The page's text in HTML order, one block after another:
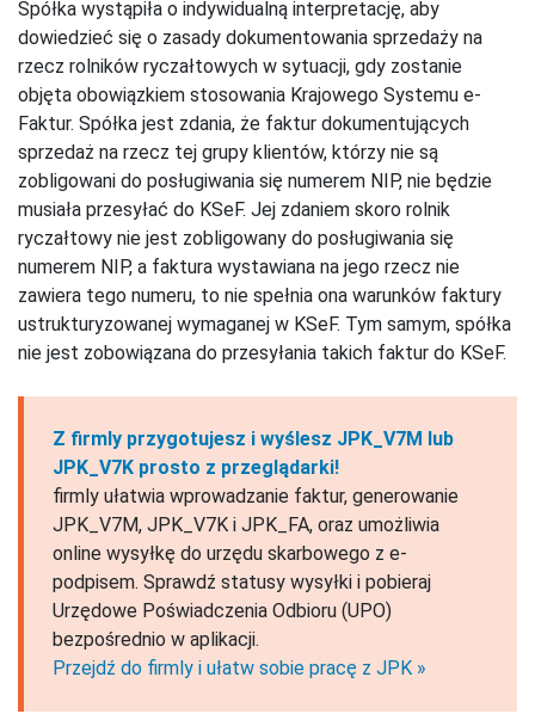
Spółka wystąpiła o indywidualną interpretację, aby
dowiedzieć się o zasady dokumentowania sprzedaży na
rzecz rolników ryczałtowych w sytuacji, gdy zostanie
objęta obowiązkiem stosowania Krajowego Systemu e-
Faktur. Spółka jest zdania, że faktur dokumentujących
sprzedaż na rzecz tej grupy klientów, którzy nie są
zobligowani do posługiwania się numerem NIP, nie będzie
musiała przesyłać do KSeF. Jej zdaniem skoro rolnik
ryczałtowy nie jest zobligowany do posługiwania się
numerem NIP, a faktura wystawiana na jego rzecz nie
zawiera tego numeru, to nie spełnia ona warunków faktury
ustrukturyzowanej wymaganej w KSeF. Tym samym, spółka
nie jest zobowiązana do przesyłania takich faktur do KSeF.
Z firmly przygotujesz i wyślesz JPK_V7M lub
JPK_V7K prosto z przeglądarki!
firmly ułatwia wprowadzanie faktur, generowanie
JPK_V7M, JPK_V7K i JPK_FA, oraz umożliwia
online wysyłkę do urzędu skarbowego z e-
podpisem. Sprawdź statusy wysyłki i pobieraj
Urzędowe Poświadczenia Odbioru (UPO)
bezpośrednio w aplikacji.
Przejdź do firmly i ułatw sobie pracę z JPK »